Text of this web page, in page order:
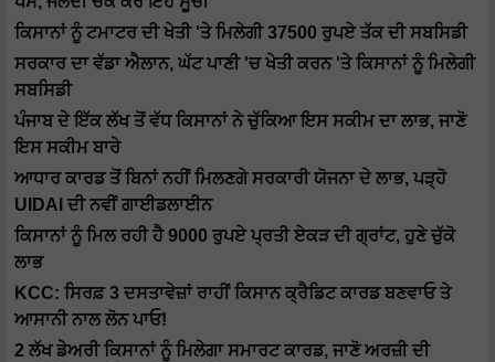
ਕਿਸਾਨਾਂ ਨੂੰ ਟਮਾਟਰ ਦੀ ਖੇਤੀ 'ਤੇ ਮਿਲੇਗੀ 37500 ਰੁਪਏ ਤੱਕ ਦੀ ਸਬਸਿਡੀ
ਸਰਕਾਰ ਦਾ ਵੱਡਾ ਐਲਾਨ, ਘੱਟ ਪਾਣੀ 'ਚ ਖੇਤੀ ਕਰਨ 'ਤੇ ਕਿਸਾਨਾਂ ਨੂੰ ਮਿਲੇਗੀ
ਸਬਸਿਡੀ
ਪੰਜਾਬ ਦੇ ਇੱਕ ਲੱਖ ਤੋਂ ਵੱਧ ਕਿਸਾਨਾਂ ਨੇ ਚੁੱਕਿਆ ਇਸ ਸਕੀਮ ਦਾ ਲਾਭ, ਜਾਣੋ
ਇਸ ਸਕੀਮ ਬਾਰੇ
ਆਧਾਰ ਕਾਰਡ ਤੋਂ ਬਿਨਾਂ ਨਹੀਂ ਮਿਲਣਗੇ ਸਰਕਾਰੀ ਯੋਜਨਾ ਦੇ ਲਾਭ, ਪੜ੍ਹੋ
UIDAI ਦੀ ਨਵੀਂ ਗਾਈਡਲਾਈਨ
ਕਿਸਾਨਾਂ ਨੂੰ ਮਿਲ ਰਹੀ ਹੈ 9000 ਰੁਪਏ ਪ੍ਰਤੀ ਏਕੜ ਦੀ ਗ੍ਰਾਂਟ, ਹੁਣੇ ਚੁੱਕੋ
ਲਾਭ
KCC: ਸਿਰਫ਼ 3 ਦਸਤਾਵੇਜ਼ਾਂ ਰਾਹੀਂ ਕਿਸਾਨ ਕ੍ਰੈਡਿਟ ਕਾਰਡ ਬਣਵਾਓ ਤੇ
ਆਸਾਨੀ ਨਾਲ ਲੋਨ ਪਾਓ!
2 ਲੱਖ ਡੇਅਰੀ ਕਿਸਾਨਾਂ ਨੂੰ ਮਿਲੇਗਾ ਸਮਾਰਟ ਕਾਰਡ, ਜਾਣੋ ਅਰਜ਼ੀ ਦੀ